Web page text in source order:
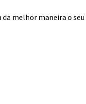
melhor maneira o seu